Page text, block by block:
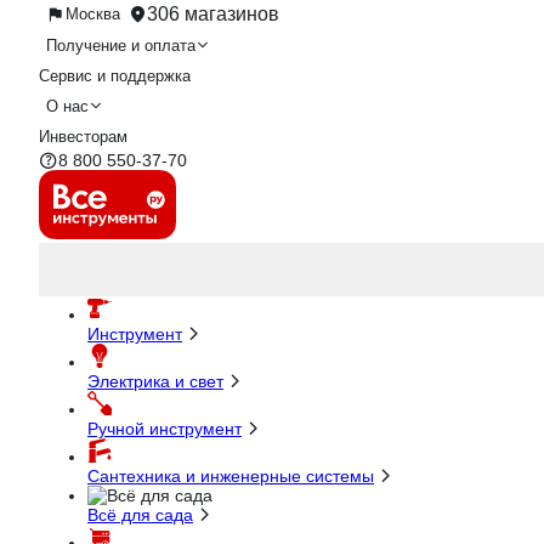
Москва 306 магазинов
Получение и оплата
Сервис и поддержка
О нас
Инвесторам
8 800 550-37-70
Инструмент
Электрика и свет
Ручной инструмент
Сантехника и инженерные системы
Всё для сада